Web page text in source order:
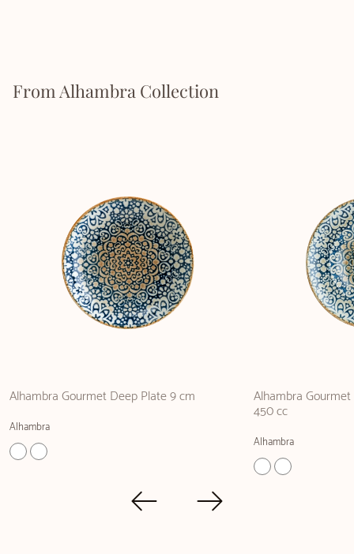
From Alhambra Collection
Alhambra Gourmet Deep Plate 9 cm
Alhambra
Alhambra
450 cc
Alhambra